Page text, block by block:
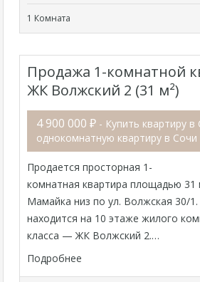
1 Комната
Продажа 1-комнатной
ЖК Волжский 2 (31 м²)
4 900 000 ₽ - Купить квартиру в
однокомнатную квартиру в Сочи
Продается просторная 1-
комнатная квартира площадью 31
Мамайка низ по ул. Волжская 30/1.
находится на 10 этаже жилого
класса — ЖК Волжский 2.…
Подробнее